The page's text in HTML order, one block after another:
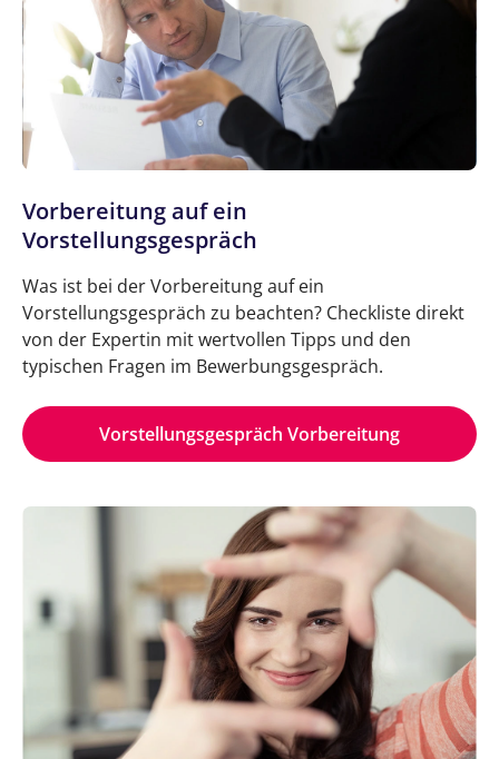
Vorbereitung auf ein
Vorstellungsgespräch
Was ist bei der Vorbereitung auf ein
Vorstellungsgespräch zu beachten? Checkliste direkt
von der Expertin mit wertvollen Tipps und den
typischen Fragen im Bewerbungsgespräch.
Vorstellungsgespräch Vorbereitung